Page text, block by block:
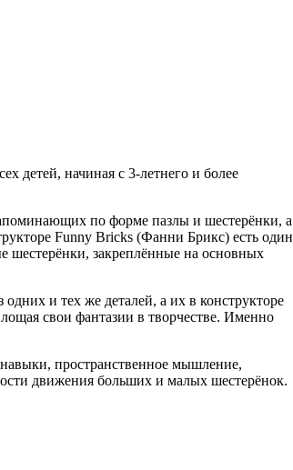
детей, начиная с 3-летнего и более
по форме пазлы и шестерёнки, а
Funny Bricks (Фанни Брикс) есть один
шестерёнки, закреплённые на основных
и тех же деталей, а их в конструкторе
свои фантазии в творчестве. Именно
пространственное мышление,
движения больших и малых шестерёнок.